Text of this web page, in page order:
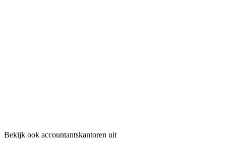
Bekijk ook accountantskantoren uit